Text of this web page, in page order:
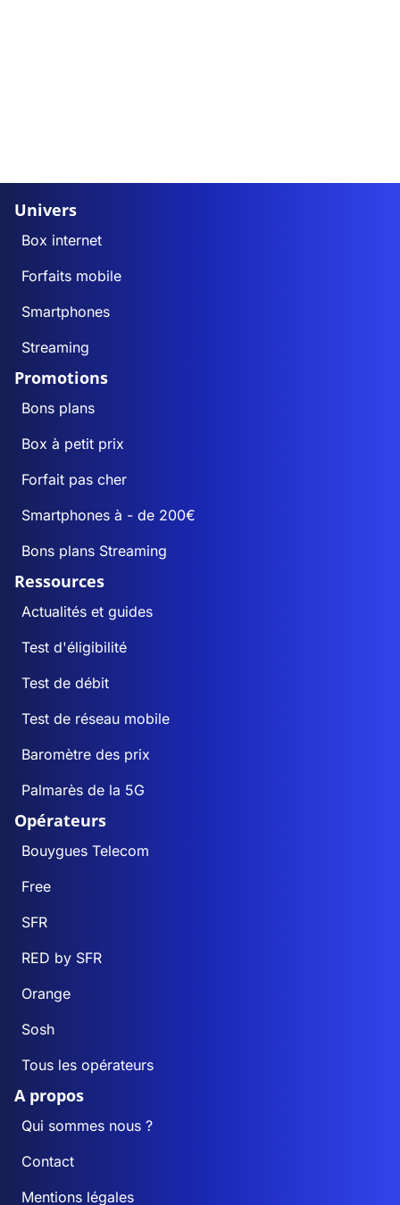
Univers
Box internet
Forfaits mobile
Smartphones
Streaming
Promotions
Bons plans
Box à petit prix
Forfait pas cher
Smartphones à - de 200€
Bons plans Streaming
Ressources
Actualités et guides
Test d'éligibilité
Test de débit
Test de réseau mobile
Baromètre des prix
Palmarès de la 5G
Opérateurs
Bouygues Telecom
Free
SFR
RED by SFR
Orange
Sosh
Tous les opérateurs
A propos
Qui sommes nous ?
Contact
Mentions légales